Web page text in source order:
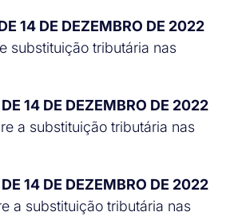
14 DE DEZEMBRO DE 2022
substituição tributária nas
14 DE DEZEMBRO DE 2022
a substituição tributária nas
14 DE DEZEMBRO DE 2022
a substituição tributária nas